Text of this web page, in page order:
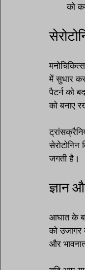
को
में सुधार
पैटर्न को
को बनाए
सेरोटोनिन
जगती है।
ज्ञान
आघात के
को उजागर
और